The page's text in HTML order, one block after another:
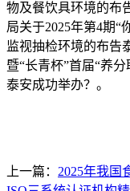
物及餐饮具环境的布
局关于2025年第4期“
监视抽检环境的布告
暨“长青杯”首届“养
泰安成功举办？。
上一篇： 2025年我国